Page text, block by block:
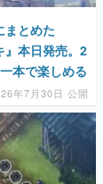
まとめた
』本日発売。2
本で楽しめる
年7月30日 公開